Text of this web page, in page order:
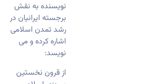
نویسنده به نقش
برجسته ایرانیان در
رشد تمدن اسلامی
اشاره کرده و می
نویسد:
از قرون نخستین